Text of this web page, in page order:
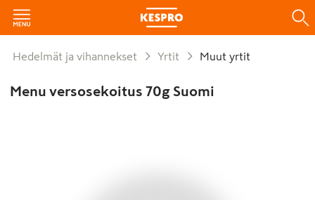
Hedelmät ja vihannekset Yrtit Muut yrtit
Menu versosekoitus 70g Suomi